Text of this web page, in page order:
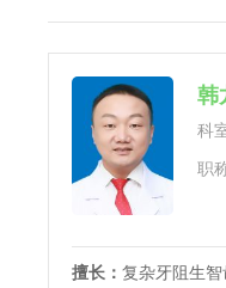
韩
科
职
擅长： 复杂牙阻生智